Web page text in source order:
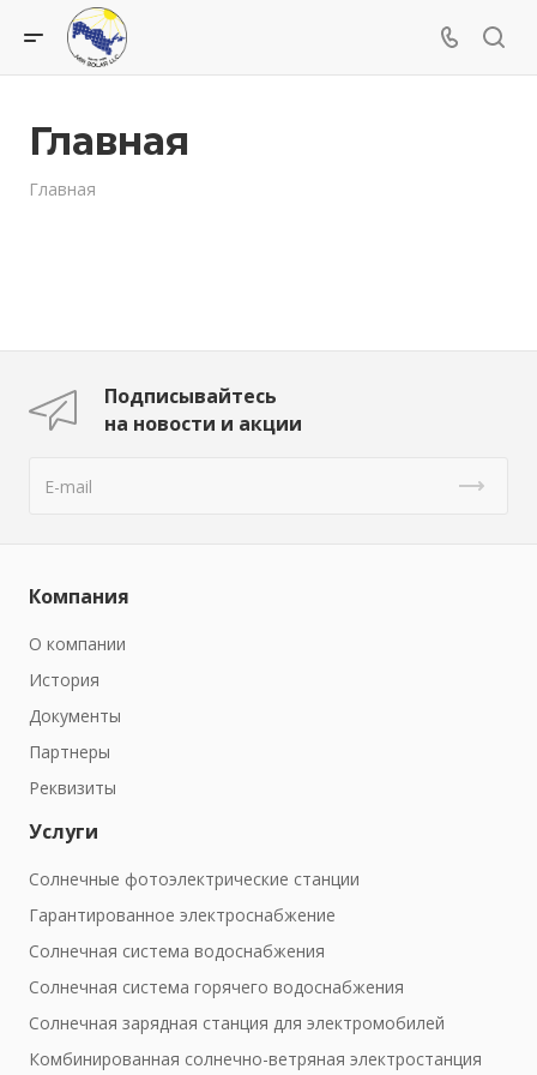
Главная
Главная
Подписывайтесь
на новости и акции
Компания
О компании
История
Документы
Партнеры
Реквизиты
Услуги
Солнечные фотоэлектрические станции
Гарантированное электроснабжение
Солнечная система водоснабжения
Солнечная система горячего водоснабжения
Солнечная зарядная станция для электромобилей
Комбинированная солнечно-ветряная электростанция